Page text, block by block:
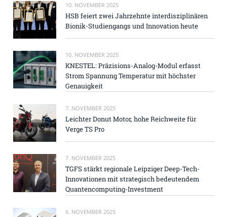
10. NOVEMBER 2025
HSB feiert zwei Jahrzehnte interdisziplinären
Bionik-Studiengangs und Innovation heute
10. NOVEMBER 2025
KNESTEL: Präzisions-Analog-Modul erfasst
Strom Spannung Temperatur mit höchster
Genauigkeit
7. NOVEMBER 2025
Leichter Donut Motor, hohe Reichweite für
Verge TS Pro
7. NOVEMBER 2025
TGFS stärkt regionale Leipziger Deep-Tech-
Innovationen mit strategisch bedeutendem
Quantencomputing-Investment
6. NOVEMBER 2025